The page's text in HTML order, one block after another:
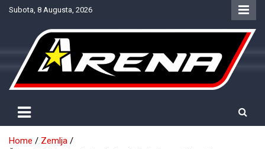
SkipSubota, 8 Augusta, 2026
NTV Arena
Home
Zemlja